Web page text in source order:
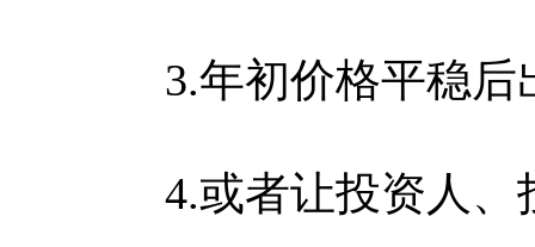
3.年初价格平稳后
4.或者让投资人、